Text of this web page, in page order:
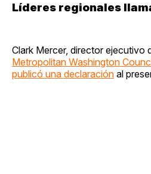
Líderes regionales
Clark Mercer, director ejecutivo
Metropolitan Washington
publicó una declaración al